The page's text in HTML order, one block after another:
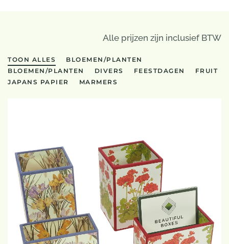
Alle prijzen zijn inclusief BTW
TOON ALLES
BLOEMEN/PLANTEN
BLOEMEN/PLANTEN
DIVERS FEESTDAGEN
FRUIT
JAPANS PAPIER
MARMERS
€10-12,50, afhankelijk van papiersoort
GROTE WEERGAVE